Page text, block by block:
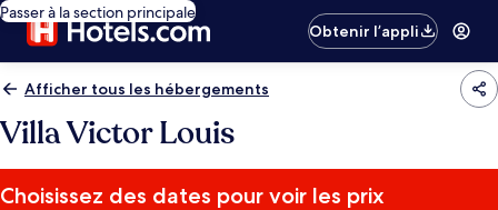
Passer à la section principale
Obtenir l’appli
Afficher tous les hébergements
Villa Victor Louis
Choisissez des dates pour voir les prix